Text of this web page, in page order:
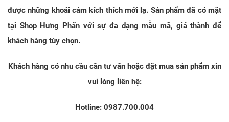
được những khoái cảm kích thích mới lạ. Sản phẩm đã có mặt
tại Shop Hưng Phấn với sự đa dạng mẫu mã, giá thành để
khách hàng tùy chọn.
Khách hàng có nhu cầu cần tư vấn hoặc đặt mua sản phẩm xin
vui lòng liên hệ:
Hotline: 0987.700.004